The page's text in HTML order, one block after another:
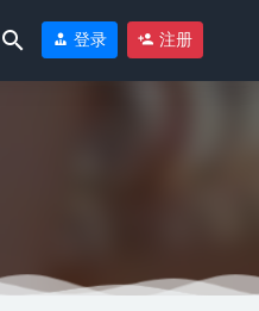
登录 注册